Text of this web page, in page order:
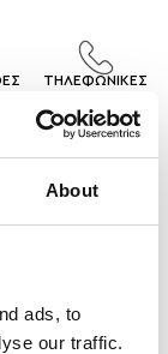
About
ads, to
our traffic.
ΤΗΛΕΦΩΝΙΚΕΣ
με αυτά τα
για να